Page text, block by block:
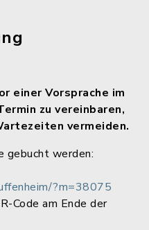
einer Vorsprache im
zu vereinbaren,
vermeiden.
gebucht werden:
?m=38075
Code am Ende der